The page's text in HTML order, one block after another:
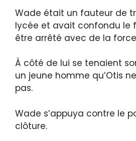
Wade était un fauteur de
lycée et avait confondu le
être arrêté avec de la
À côté de lui se tenaient
un jeune homme qu’Otis
pas.
Wade s’appuya contre le
clôture.